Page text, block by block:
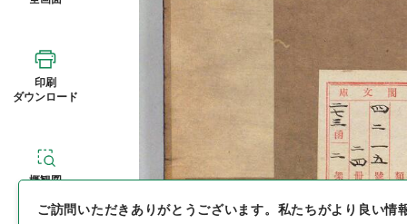
印刷
ダウンロード
概観図
ご訪問いただきありがとうございます。 私たちがより良い情